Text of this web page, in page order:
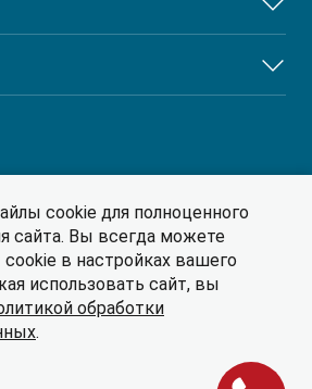
данных
cookie для полноценного
сайта. Вы всегда можете
в настройках вашего
использовать сайт, вы
обработки
.